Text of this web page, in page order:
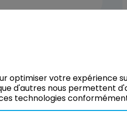
optimiser votre expérience
d'autres nous permettent
technologies